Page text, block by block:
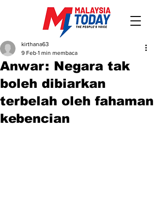
Anwar: Negara tak
boleh dibiarkan
terbelah oleh fahaman
kebencian
kirthana63
9 Feb 1 min membaca